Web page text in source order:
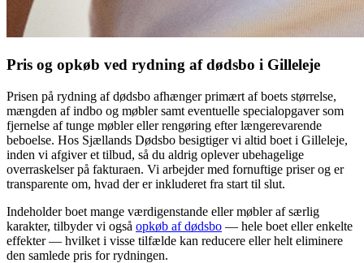
Pris og opkøb ved rydning af dødsbo i Gilleleje
Prisen på rydning af dødsbo afhænger primært af boets størrelse,
mængden af indbo og møbler samt eventuelle specialopgaver som
fjernelse af tunge møbler eller rengøring efter længerevarende
beboelse. Hos Sjællands Dødsbo besigtiger vi altid boet i Gilleleje,
inden vi afgiver et tilbud, så du aldrig oplever ubehagelige
overraskelser på fakturaen. Vi arbejder med fornuftige priser og er
transparente om, hvad der er inkluderet fra start til slut.
Indeholder boet mange værdigenstande eller møbler af særlig
karakter, tilbyder vi også opkøb af dødsbo — hele boet eller enkelte
effekter — hvilket i visse tilfælde kan reducere eller helt eliminere
den samlede pris for rydningen.